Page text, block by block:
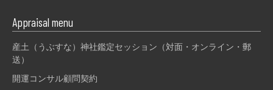
Appraisal menu
産土（うぶすな）神社鑑定セッション（対面・オンライン・郵
送）
開運コンサル顧問契約